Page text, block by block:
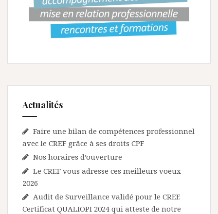
Actualités
Faire une bilan de compétences professionnel
avec le CREF grâce à ses droits CPF
Nos horaires d’ouverture
Le CREF vous adresse ces meilleurs voeux
2026
Audit de Surveillance validé pour le CREF.
Certificat QUALIOPI 2024 qui atteste de notre